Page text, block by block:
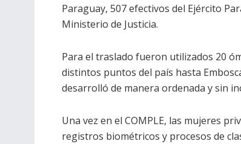
Paraguay, 507 efectivos del Ejército
Ministerio de Justicia.
Para el traslado fueron utilizados 20
distintos puntos del país hasta
desarrolló de manera ordenada y sin
Una vez en el COMPLE, las mujeres
registros biométricos y procesos de